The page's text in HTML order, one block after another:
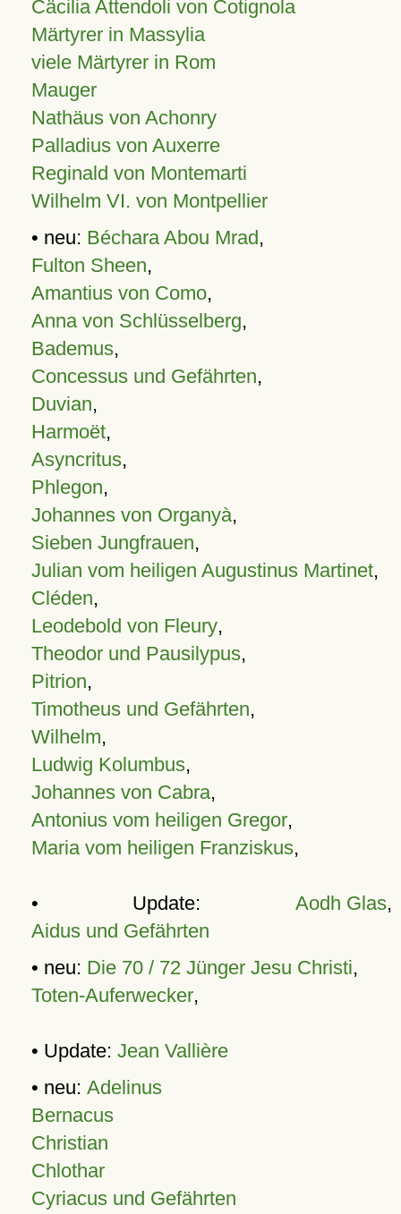
Cäcilia Attendoli von Cotignola
Märtyrer in Massylia
viele Märtyrer in Rom
Mauger
Nathäus von Achonry
Palladius von Auxerre
Reginald von Montemarti
Wilhelm VI. von Montpellier
• neu: Béchara Abou Mrad,
Fulton Sheen,
Amantius von Como,
Anna von Schlüsselberg,
Bademus,
Concessus und Gefährten,
Duvian,
Harmoët,
Asyncritus,
Phlegon,
Johannes von Organyà,
Sieben Jungfrauen,
Julian vom heiligen Augustinus Martinet,
Cléden,
Leodebold von Fleury,
Theodor und Pausilypus,
Pitrion,
Timotheus und Gefährten,
Wilhelm,
Ludwig Kolumbus,
Johannes von Cabra,
Antonius vom heiligen Gregor,
Maria vom heiligen Franziskus,
• Update: Aodh Glas,
Aidus und Gefährten
• neu: Die 70 / 72 Jünger Jesu Christi,
Toten-Auferwecker,
• Update: Jean Vallière
• neu: Adelinus
Bernacus
Christian
Chlothar
Cyriacus und Gefährten